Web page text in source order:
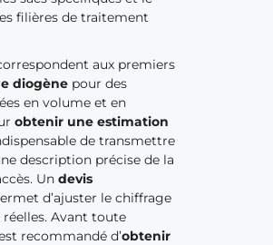
filières de traitement
aux premiers
diogène pour des
en volume et en
obtenir une estimation
de transmettre
description précise de la
Un devis
d’ajuster le chiffrage
Avant toute
recommandé d’obtenir